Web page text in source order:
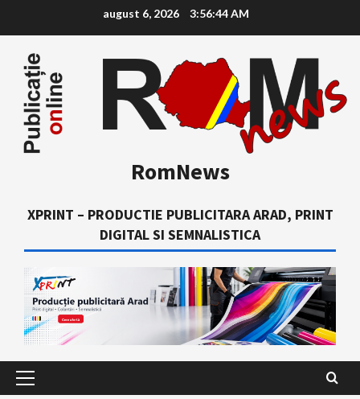
content
august 6, 2026 3:56:45 AM
RomNews
XPRINT – PRODUCTIE PUBLICITARA ARAD, PRINT
DIGITAL SI SEMNALISTICA
Primary